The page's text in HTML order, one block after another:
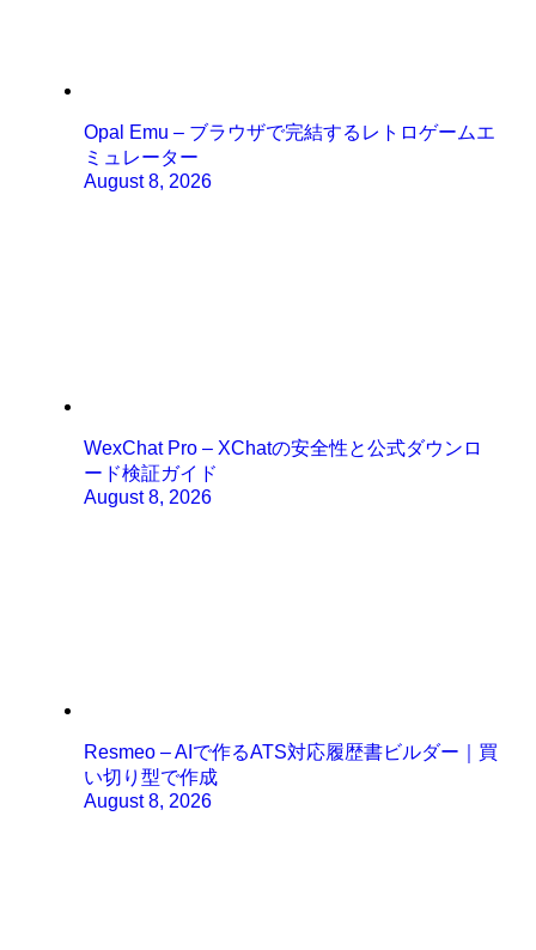
Opal Emu – ブラウザで完結するレトロゲームエ
ミュレーター
August 8, 2026
WexChat Pro – XChatの安全性と公式ダウンロ
ード検証ガイド
August 8, 2026
Resmeo – AIで作るATS対応履歴書ビルダー｜買
い切り型で作成
August 8, 2026